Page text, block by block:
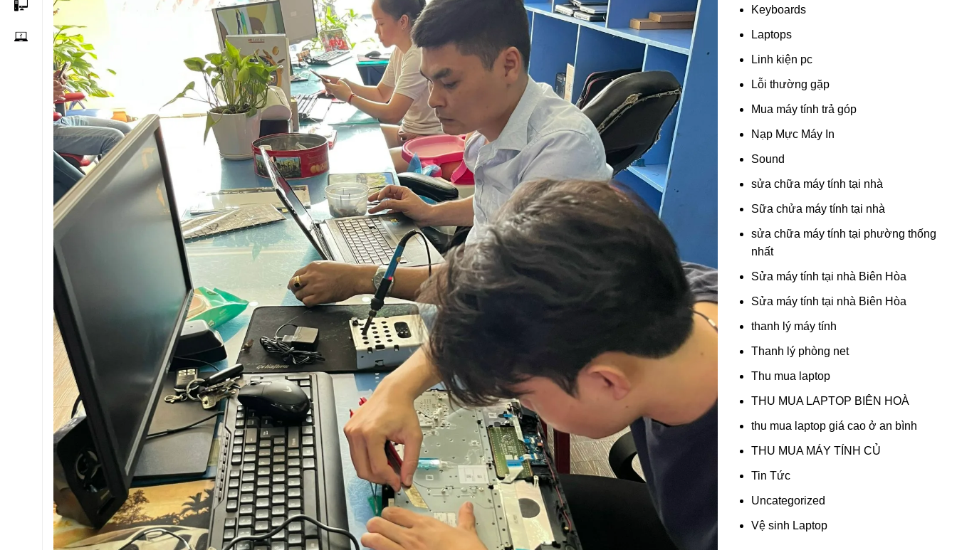
Keyboards
Laptops
Linh kiện pc
Lỗi thường gặp
Mua máy tính trả góp
Nạp Mực Máy In
Sound
sửa chữa máy tính tại nhà
Sữa chửa máy tính tại nhà
sửa chữa máy tính tại phường thống
nhất
Sửa máy tính tại nhà Biên Hòa
Sửa máy tính tại nhà Biên Hòa
thanh lý máy tính
Thanh lý phòng net
Thu mua laptop
THU MUA LAPTOP BIÊN HOÀ
thu mua laptop giá cao ở an bình
THU MUA MÁY TÍNH CỦ
Tin Tức
Uncategorized
Vệ sinh Laptop